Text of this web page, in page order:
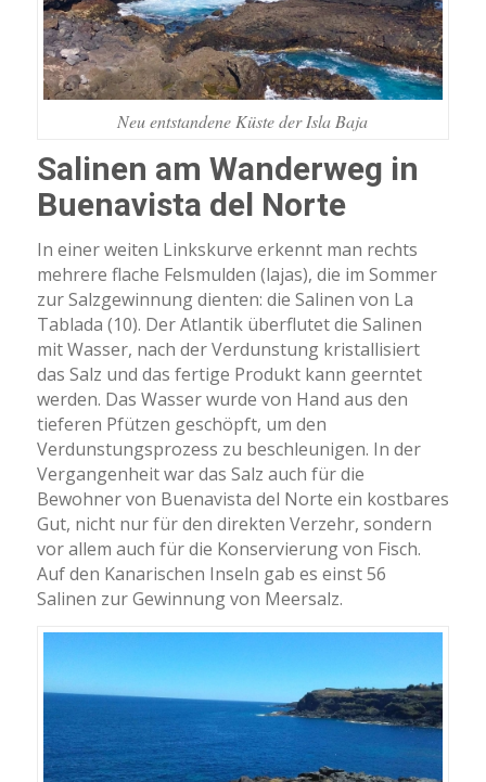
Neu entstandene Küste der Isla Baja
Salinen am Wanderweg in
Buenavista del Norte
In einer weiten Linkskurve erkennt man rechts
mehrere flache Felsmulden (lajas), die im Sommer
zur Salzgewinnung dienten: die Salinen von La
Tablada (10). Der Atlantik überflutet die Salinen
mit Wasser, nach der Verdunstung kristallisiert
das Salz und das fertige Produkt kann geerntet
werden. Das Wasser wurde von Hand aus den
tieferen Pfützen geschöpft, um den
Verdunstungsprozess zu beschleunigen. In der
Vergangenheit war das Salz auch für die
Bewohner von Buenavista del Norte ein kostbares
Gut, nicht nur für den direkten Verzehr, sondern
vor allem auch für die Konservierung von Fisch.
Auf den Kanarischen Inseln gab es einst 56
Salinen zur Gewinnung von Meersalz.